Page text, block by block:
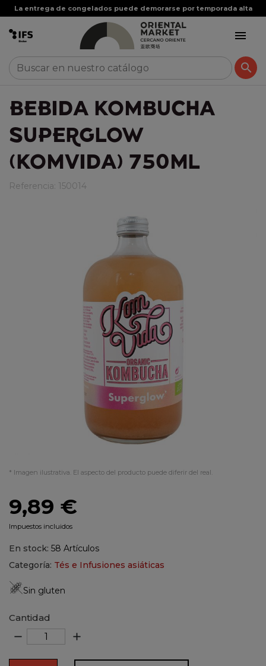
La entrega de congelados puede demorarse por temporada alta


BEBIDA KOMBUCHA
SUPERGLOW
(KOMVIDA) 750ML
Referencia: 150014
* Imagen ilustrativa. El aspecto del producto puede diferir del real.
9,89 €
Impuestos incluidos
En stock: 58 Artículos
Categoría: Tés e Infusiones asiáticas
Sin gluten
Cantidad
remove add